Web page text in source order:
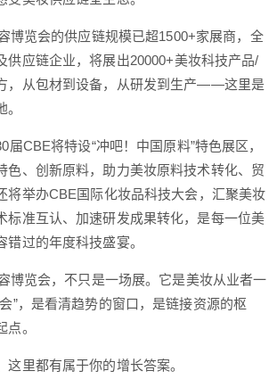
博览会的供应链规模已超1500+家展商，全
供应链企业，将展出20000+美妆科技产品/
，从包材到设备，从研发到生产——这里是
届CBE将特设“冲吧！中国原料”特色展区，
色、创新原料，助力美妆原料技术转化、贸
将举办CBE国际化妆品科技大会，汇聚美妆
标准互认、加速研发成果转化，是每一位美
过的年度科技盛宴。
博览会，不只是一场展。它是美妆从业者一
”，是看清趋势的窗口，是链接资源的枢
。
这里都有属于你的增长答案。